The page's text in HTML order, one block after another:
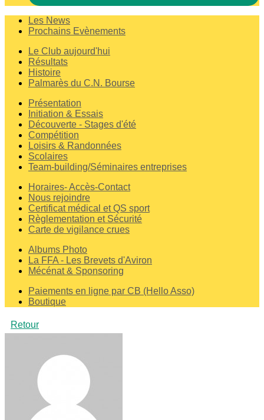
Les News
Prochains Evènements
Le Club aujourd'hui
Résultats
Histoire
Palmarès du C.N. Bourse
Présentation
Initiation & Essais
Découverte - Stages d'été
Compétition
Loisirs & Randonnées
Scolaires
Team-building/Séminaires entreprises
Horaires- Accès-Contact
Nous rejoindre
Certificat médical et QS sport
Règlementation et Sécurité
Carte de vigilance crues
Albums Photo
La FFA - Les Brevets d'Aviron
Mécénat & Sponsoring
Paiements en ligne par CB (Hello Asso)
Boutique
Retour